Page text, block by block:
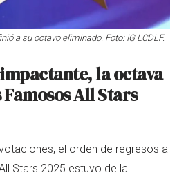
a su octavo eliminado. Foto: IG LCDLF.
la octava
Famosos All Stars
el orden de regresos a
Stars 2025 estuvo de la